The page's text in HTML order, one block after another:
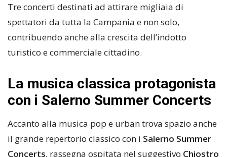
Tre concerti destinati ad attirare migliaia di
spettatori da tutta la Campania e non solo,
contribuendo anche alla crescita dell’indotto
turistico e commerciale cittadino.
La musica classica protagonista
con i Salerno Summer Concerts
Accanto alla musica pop e urban trova spazio anche
il grande repertorio classico con i Salerno Summer
Concerts, rassegna ospitata nel suggestivo Chiostro